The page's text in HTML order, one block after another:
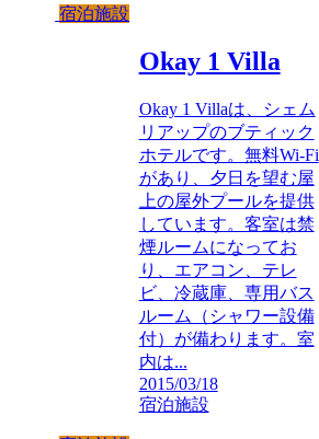
宿泊施設
Okay 1 Villa
Okay 1 Villaは、シェム
リアップのブティック
ホテルです。無料Wi-Fi
があり、夕日を望む屋
上の屋外プールを提供
しています。客室は禁
煙ルームになってお
り、エアコン、テレ
ビ、冷蔵庫、専用バス
ルーム（シャワー設備
付）が備わります。室
内は...
2015/03/18
宿泊施設